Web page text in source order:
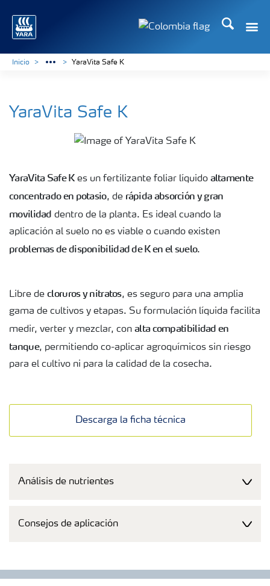
Buscar
Inicio YaraVita Safe K
YaraVita Safe K
YaraVita Safe Kes un fertilizante foliar líquido altamente
concentrado en potasio, de rápida absorción y gran
movilidad dentro de la planta. Es ideal cuando la
aplicación al suelo no es viable o cuando existen
problemas de disponibilidad de K en el suelo.
Libre de cloruros y nitratos, es seguro para una amplia
gama de cultivos y etapas. Su formulación líquida facilita
medir, verter y mezclar, con alta compatibilidad en
tanque, permitiendo co-aplicar agroquímicos sin riesgo
para el cultivo ni para la calidad de la cosecha.
Descarga la ficha técnica
Análisis de nutrientes
Consejos de aplicación